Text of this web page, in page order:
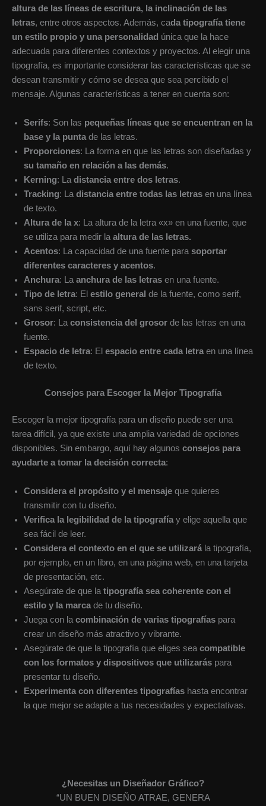
altura de las líneas de escritura, la inclinación de las
letras, entre otros aspectos. Además, cada tipografía tiene
un estilo propio y una personalidad única que la hace
adecuada para diferentes contextos y proyectos. Al elegir una
tipografía, es importante considerar las características que se
desean transmitir y cómo se desea que sea percibido el
mensaje. Algunas características a tener en cuenta son:
Serifs: Son las pequeñas líneas que se encuentran en la
base y la punta de las letras.
Proporciones: La forma en que las letras son diseñadas y
su tamaño en relación a las demás.
Kerning: La distancia entre dos letras.
Tracking: La distancia entre todas las letras en una línea
de texto.
Altura de la x: La altura de la letra «x» en una fuente, que
se utiliza para medir la altura de las letras.
Acentos: La capacidad de una fuente para soportar
diferentes caracteres y acentos.
Anchura: La anchura de las letras en una fuente.
Tipo de letra: El estilo general de la fuente, como serif,
sans serif, script, etc.
Grosor: La consistencia del grosor de las letras en una
fuente.
Espacio de letra: El espacio entre cada letra en una línea
de texto.
Consejos para Escoger la Mejor Tipografía
Escoger la mejor tipografía para un diseño puede ser una
tarea difícil, ya que existe una amplia variedad de opciones
disponibles. Sin embargo, aquí hay algunos consejos para
ayudarte a tomar la decisión correcta:
Considera el propósito y el mensaje que quieres
transmitir con tu diseño.
Verifica la legibilidad de la tipografía y elige aquella que
sea fácil de leer.
Considera el contexto en el que se utilizará la tipografía,
por ejemplo, en un libro, en una página web, en una tarjeta
de presentación, etc.
Asegúrate de que la tipografía sea coherente con el
estilo y la marca de tu diseño.
Juega con la combinación de varias tipografías para
crear un diseño más atractivo y vibrante.
Asegúrate de que la tipografía que eliges sea compatible
con los formatos y dispositivos que utilizarás para
presentar tu diseño.
Experimenta con diferentes tipografías hasta encontrar
la que mejor se adapte a tus necesidades y expectativas.
¿Necesitas un Diseñador Gráfico?
“UN BUEN DISEÑO ATRAE, GENERA